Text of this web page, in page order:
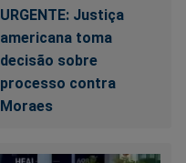
URGENTE: Justiça
americana toma
decisão sobre
processo contra
Moraes